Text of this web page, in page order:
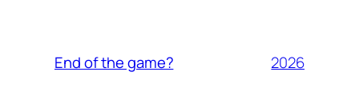
End of the game? 2026